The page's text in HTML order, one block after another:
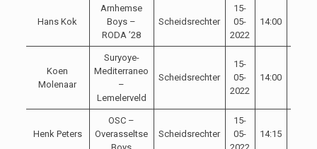
Hans Kok
Arnhemse
Boys –
RODA ’28
Scheidsrechter
15-
05-
2022
14:00
Koen
Molenaar
Suryoye-
Mediterraneo
–
Lemelerveld
Scheidsrechter
15-
05-
2022
14:00
Henk Peters
OSC –
Overasseltse
Scheidsrechter
15-
05-
14:15